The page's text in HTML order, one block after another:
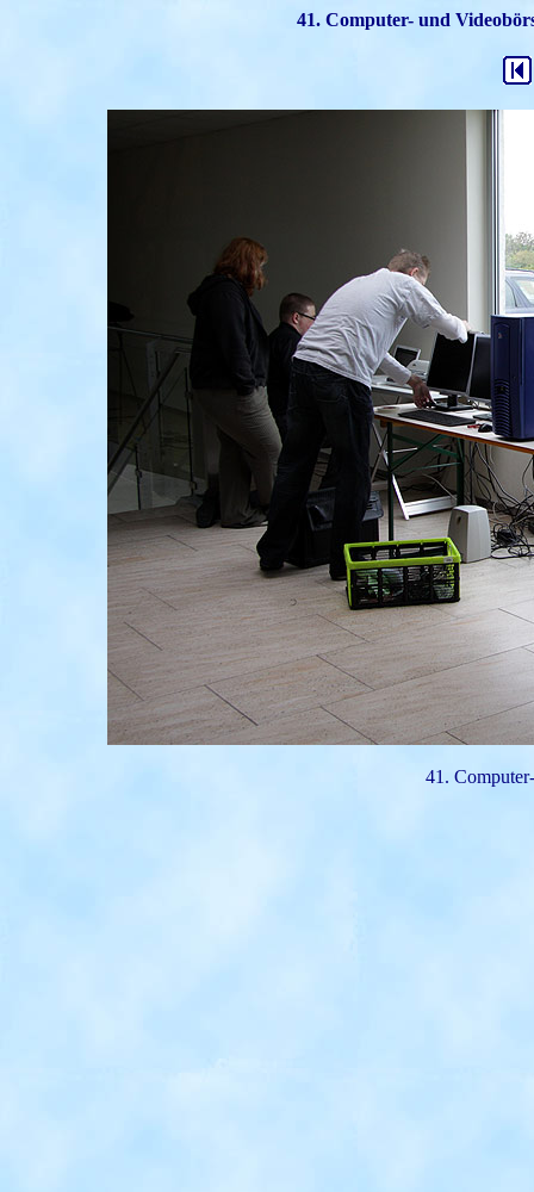
41. Computer- und
41.